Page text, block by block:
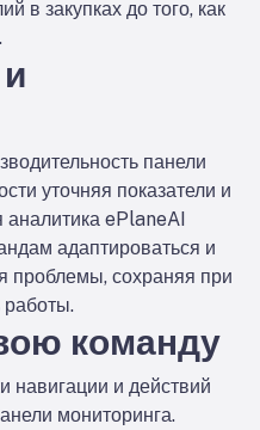
в закупках до того, как
панели
уточняя показатели и
аналитика ePlaneAI
адаптироваться и
проблемы, сохраняя при
команду
навигации и действий
мониторинга.